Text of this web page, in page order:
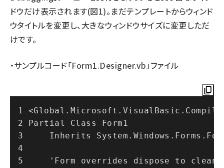
ドウだけ表示されます(図1)。まだテンプレートからウィンド
ウタイトルを変更し、大きなウィンドウサイズに変更しただ
けです。
・サンプルコード「Form1.Designer.vb」ファイル
Partial Class Form1
Inherits
'Form overrides dispose to